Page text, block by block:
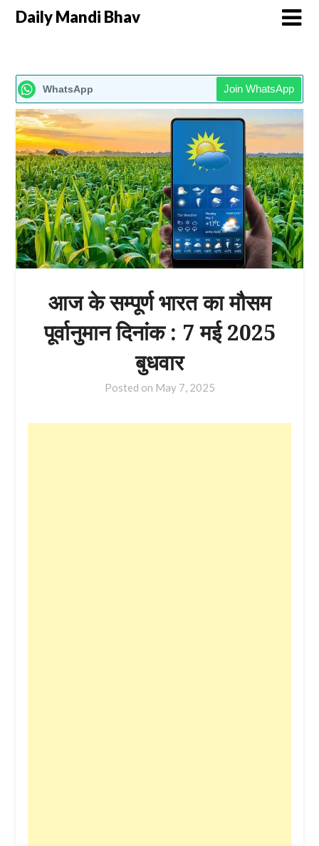
Daily Mandi Bhav
WhatsApp Join WhatsApp
आज के सम्पूर्ण भारत का मौसम
पूर्वानुमान दिनांक : 7 मई 2025
बुधवार
Posted on May 7, 2025